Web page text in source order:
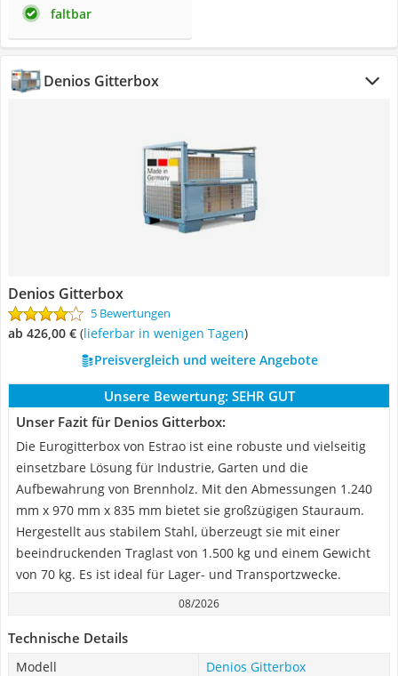
faltbar
Denios Gitterbox
Denios Gitterbox
5 Bewertungen
ab 426,00 € ( Lieferbar in wenigen Tagen)
Preisvergleich und weitere Angebote
Unsere Bewertung: SEHR GUT
Unser Fazit für Denios Gitterbox:
Die Eurogitterbox von Estrao ist eine robuste und vielseitig
einsetzbare Lösung für Industrie, Garten und die
Aufbewahrung von Brennholz. Mit den Abmessungen 1.240
mm x 970 mm x 835 mm bietet sie großzügigen Stauraum.
Hergestellt aus stabilem Stahl, überzeugt sie mit einer
beeindruckenden Traglast von 1.500 kg und einem Gewicht
von 70 kg. Es ist ideal für Lager- und Transportzwecke.
08/2026
Technische Details
Modell
Denios Gitterbox